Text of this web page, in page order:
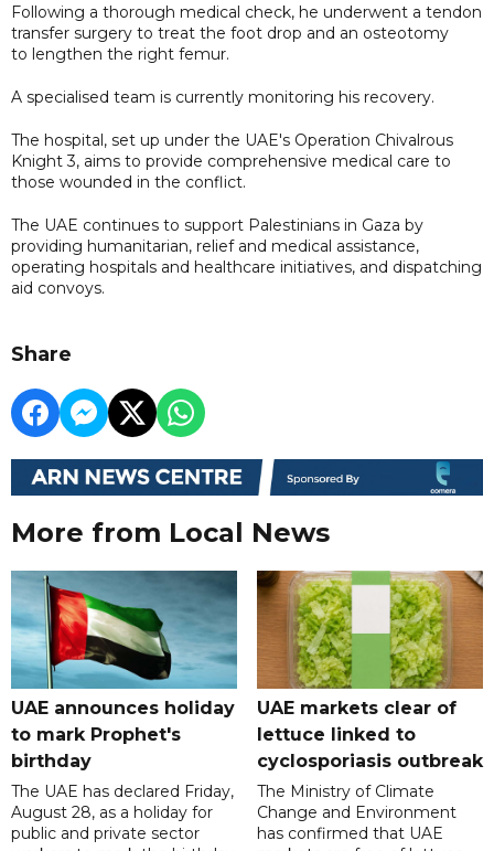
Following a thorough medical check, he underwent a tendon
transfer surgery to treat the foot drop and an osteotomy
to lengthen the right femur.
A specialised team is currently monitoring his recovery.
The hospital, set up under the UAE's Operation Chivalrous
Knight 3, aims to provide comprehensive medical care to
those wounded in the conflict.
The UAE continues to support Palestinians in Gaza by
providing humanitarian, relief and medical assistance,
operating hospitals and healthcare initiatives, and dispatching
aid convoys.
Share
More from Local News
UAE announces holiday
to mark Prophet's
birthday
The UAE has declared Friday,
August 28, as a holiday for
public and private sector
UAE markets clear of
lettuce linked to
cyclosporiasis outbreak
The Ministry of Climate
Change and Environment
has confirmed that UAE